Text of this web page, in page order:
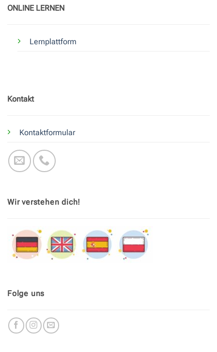
ONLINE LERNEN
Lernplattform
Kontakt
Kontaktformular
Wir verstehen dich!
Folge uns